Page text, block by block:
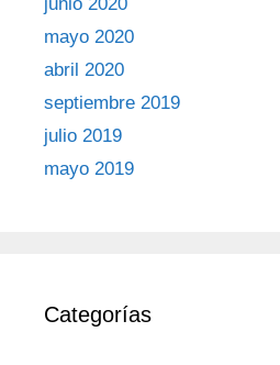
mayo 2020
abril 2020
septiembre 2019
julio 2019
mayo 2019
Categorías